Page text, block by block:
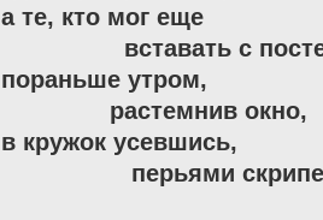
а те, кто мог еще
вставать с
пораньше утром,
               растемнив окно,
в кружок усевшись,
перьями